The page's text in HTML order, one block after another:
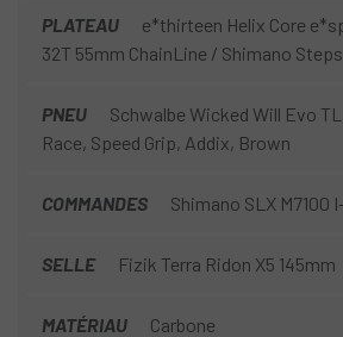
PLATEAU
e*thirteen Helix Core
32T 55mm ChainLine / Shimano
PNEU
Schwalbe Wicked Will Evo
Race, Speed Grip, Addix, Brown
COMMANDES Shimano SLX M7100
SELLE Fizik Terra Ridon X5 145mm
MATÉRIAU Carbone